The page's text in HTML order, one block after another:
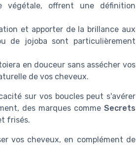
végétale, offrent une définition
et apporter de la brillance aux
de jojoba sont particulièrement
en douceur sans assécher vos
de vos cheveux.
sur vos boucles peut s'avérer
des marques comme Secrets
frisés.
vos cheveux, en complément de